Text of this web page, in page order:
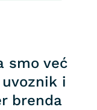
smo već
i
brenda